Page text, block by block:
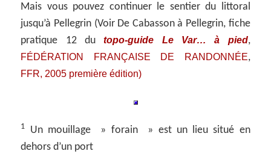
Mais vous pouvez continuer le sentier du littoral
jusqu’à Pellegrin (Voir De Cabasson à Pellegrin, fiche
pratique 12 dutopo-guide Le Var… à pied,
FÉDÉRATION FRANÇAISE DE RANDONNÉE,
FFR, 2005 première édition)
1
Un mouillage » forain » est un lieu situé en
dehors d’un port